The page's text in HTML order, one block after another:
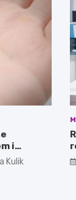
i
Kulik